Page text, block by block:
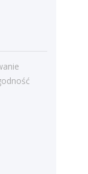
budynkiem.
ofert i